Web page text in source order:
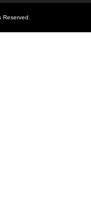
Reserved.